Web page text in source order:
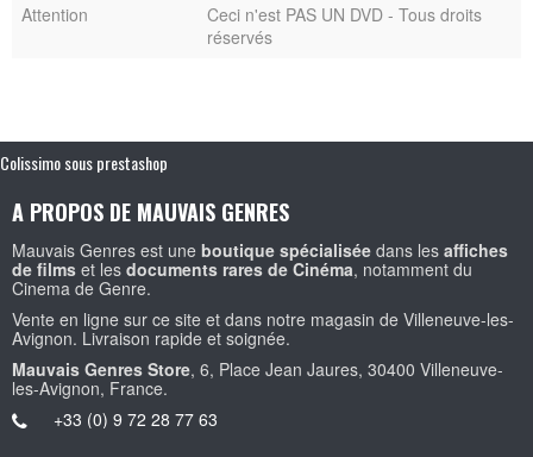
Attention
Ceci n'est PAS UN DVD - Tous droits
réservés
Colissimo sous prestashop
A PROPOS DE MAUVAIS GENRES
Mauvais Genres est une boutique spécialisée dans les affiches
de films et les documents rares de Cinéma, notamment du
Cinema de Genre.
Vente en ligne sur ce site et dans notre magasin de Villeneuve-les-
Avignon. Livraison rapide et soignée.
Mauvais Genres Store, 6, Place Jean Jaures, 30400 Villeneuve-
les-Avignon, France.
+33 (0) 9 72 28 77 63